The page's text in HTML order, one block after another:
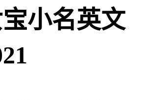
小名英文